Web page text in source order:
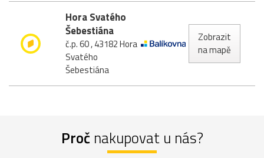
Hora Svatého
Šebestiána
č.p. 60 , 43182 Hora
Svatého
Šebestiána
Zobrazit
na mapě
Proč nakupovat u nás?